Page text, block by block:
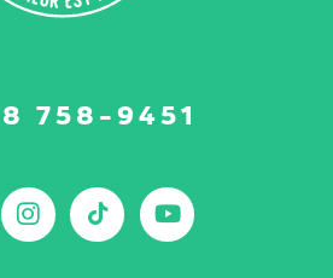
758-9451
Instagram
TikTok